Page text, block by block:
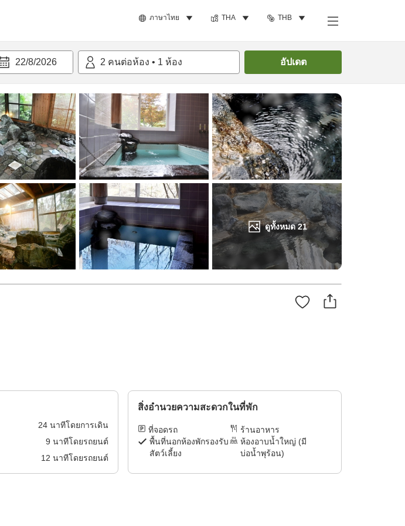
ภาษาไทย THA THB
22/8/2026 2 คนต่อห้อง • 1 ห้อง อัปเดต
ดูทั้งหมด21
ค้นหาห้องพัก
24นาทีโดยการเดิน
9 นาทีโดยรถยนต์
12 นาทีโดยรถยนต์
สิ่งอำนวยความสะดวกในที่พัก
ที่จอดรถ
ร้านอาหาร
พื้นที่นอกห้องพักรองรับ
สัตว์เลี้ยง
ห้องอาบน้ำใหญ่ (มี
บ่อน้ำพุร้อน)